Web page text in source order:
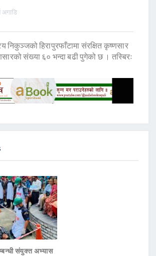
अगाडि
निकुञ्जको हिरापुरफाँटामा संरक्षित कृष्णसार
संख्या ६० भन्दा बढी पुगेको छ । तस्बिरः
संयुक्त अभ्यास